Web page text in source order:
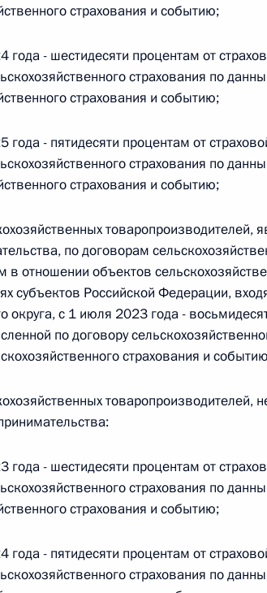
в Кодекс внутреннего водного
закон от 26.07.2026 г. № 250-ФЗ
в Кодекс Российской Федерации об
закон от 26.07.2026 г. № 266-ФЗ
в статью 6 Закона Российской
закон от 26.07.2026 г. № 247-ФЗ
в статью 9.21 Кодекса Российской
Соглашения между Правительством
о сотрудничестве в сфере
страхования и событию;
года - шестидесяти процентам от
страхования по
страхования и событию;
года - пятидесяти процентам от
страхования по
страхования и событию;
товаропроизводителей,
по договорам
отношении объектов
субъектов Российской Федерации,
округа, с 1 июля 2023 года -
по договору
страхования и
товаропроизводителей,
года - шестидесяти процентам от
страхования по
страхования и событию;
года - пятидесяти процентам от
страхования по